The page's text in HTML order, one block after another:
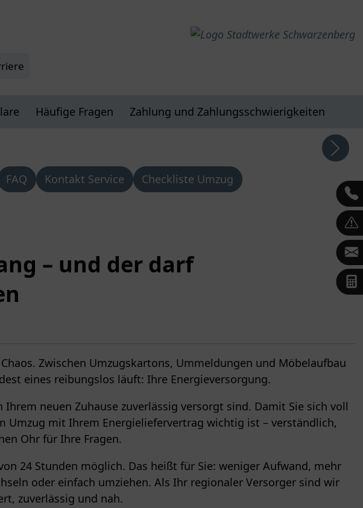
Häufige Fragen Zahlung und Zahlungsschwierigkeiten
FAQ Kontakt Service Checkliste Umzug
– und der darf
Zwischen Umzugskartons, Ummeldungen und Möbelaufbau
eines reibungslos läuft: Ihre Energieversorgung.
neuen Zuhause zuverlässig versorgt sind. Damit Sie sich voll
Umzug mit Ihrem Energieliefervertrag wichtig ist – verständlich,
Ohr für Ihre Fragen.
24 Stunden möglich. Das heißt für Sie: weniger Aufwand, mehr
oder einfach umziehen. Als Ihr regionaler Versorger sind wir
zuverlässig und nah.